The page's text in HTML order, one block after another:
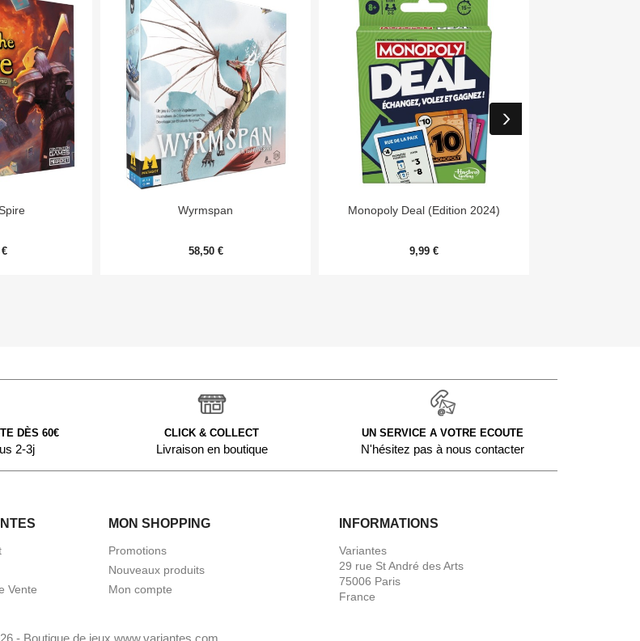
Aperçu rapide
Wyrmspan
58,50 €
Aperçu rapide
Monopoly Deal (Edition 2024)
9,99 €
DÈS 60€
2-3j
CLICK & COLLECT
Livraison en boutique
UN SERVICE A VOTRE ECOUTE
N'hésitez pas à nous contacter
Vente
MON SHOPPING
Promotions
Nouveaux produits
Mon compte
INFORMATIONS
Variantes
29 rue St André des Arts
75006 Paris
France
- Boutique de jeux www.variantes.com